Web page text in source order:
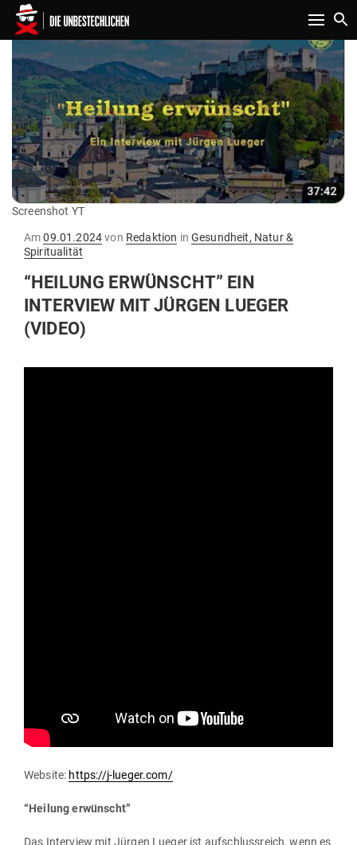
Toggle
Screenshot YT
AmGepostet
am
09.01.2024von Redaktion in Gesundheit, Natur &
Spiritualität
“HEILUNG ERWÜNSCHT” EIN
INTERVIEW MIT JÜRGEN LUEGER
(VIDEO)
Website: https://j‑lueger.com/
“Heilung erwünscht”
Das Interview mit Jürgen Lueger ist auf­schluss­reich, wenn es